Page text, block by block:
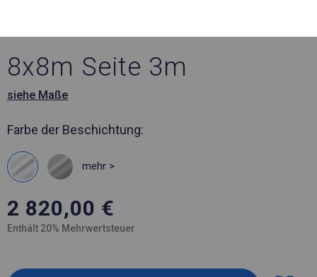
8x8m Seite 3m
siehe Maße
Farbe der Beschichtung:
mehr >
2 820,00 €
Enthält 20% Mehrwertsteuer